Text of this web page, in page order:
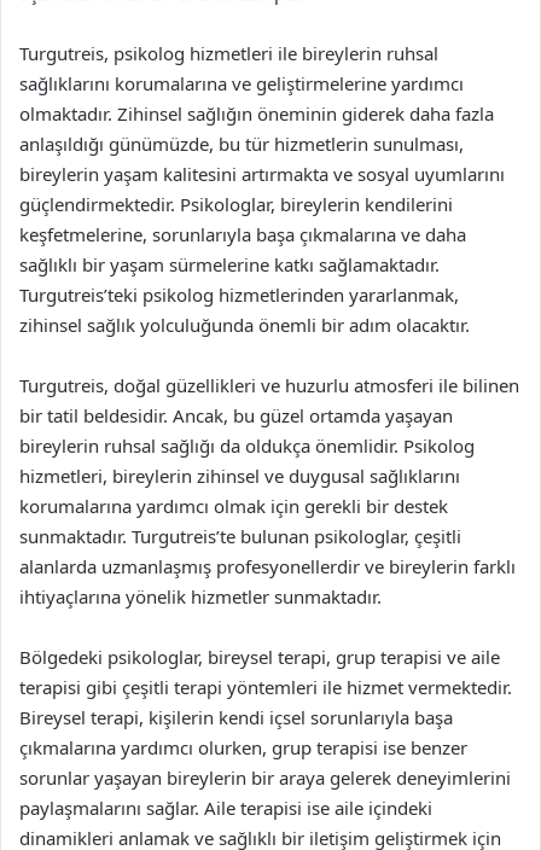
Turgutreis, psikolog hizmetleri ile bireylerin ruhsal
sağlıklarını korumalarına ve geliştirmelerine yardımcı
olmaktadır. Zihinsel sağlığın öneminin giderek daha fazla
anlaşıldığı günümüzde, bu tür hizmetlerin sunulması,
bireylerin yaşam kalitesini artırmakta ve sosyal uyumlarını
güçlendirmektedir. Psikologlar, bireylerin kendilerini
keşfetmelerine, sorunlarıyla başa çıkmalarına ve daha
sağlıklı bir yaşam sürmelerine katkı sağlamaktadır.
Turgutreis’teki psikolog hizmetlerinden yararlanmak,
zihinsel sağlık yolculuğunda önemli bir adım olacaktır.
Turgutreis, doğal güzellikleri ve huzurlu atmosferi ile bilinen
bir tatil beldesidir. Ancak, bu güzel ortamda yaşayan
bireylerin ruhsal sağlığı da oldukça önemlidir. Psikolog
hizmetleri, bireylerin zihinsel ve duygusal sağlıklarını
korumalarına yardımcı olmak için gerekli bir destek
sunmaktadır. Turgutreis’te bulunan psikologlar, çeşitli
alanlarda uzmanlaşmış profesyonellerdir ve bireylerin farklı
ihtiyaçlarına yönelik hizmetler sunmaktadır.
Bölgedeki psikologlar, bireysel terapi, grup terapisi ve aile
terapisi gibi çeşitli terapi yöntemleri ile hizmet vermektedir.
Bireysel terapi, kişilerin kendi içsel sorunlarıyla başa
çıkmalarına yardımcı olurken, grup terapisi ise benzer
sorunlar yaşayan bireylerin bir araya gelerek deneyimlerini
paylaşmalarını sağlar. Aile terapisi ise aile içindeki
dinamikleri anlamak ve sağlıklı bir iletişim geliştirmek için